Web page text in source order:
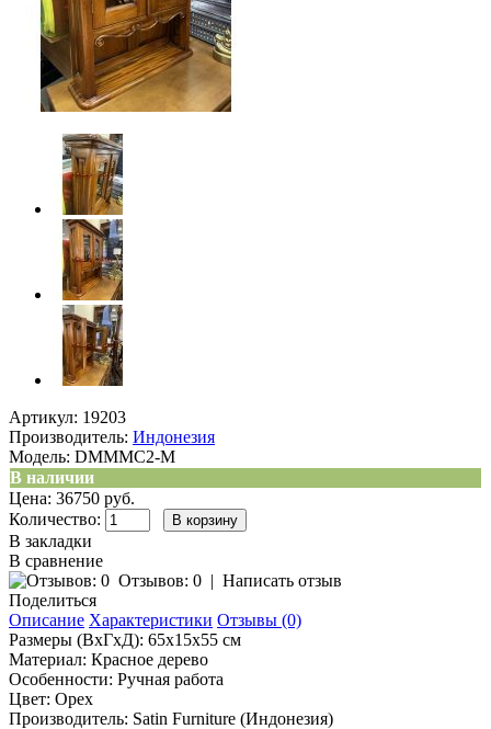
Артикул: 19203
Производитель: Индонезия
Модель: DMMMC2-M
В наличии
Цена: 36750 руб.
Количество:
В закладки
В сравнение
Отзывов: 0 | Написать отзыв
Поделиться
Описание Характеристики Отзывы (0)
Размеры (ВхГхД): 65х15х55 см
Материал: Красное дерево
Особенности: Ручная работа
Цвет: Орех
Производитель: Satin Furniture (Индонезия)